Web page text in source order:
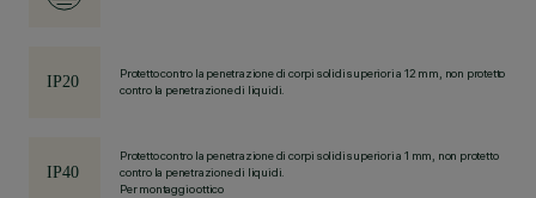
Protetto contro la penetrazione di corpi solidi superiori a 12 mm, non protetto
contro la penetrazione di liquidi.
Protetto contro la penetrazione di corpi solidi superiori a 1 mm, non protetto
contro la penetrazione di liquidi.
Per montaggio ottico